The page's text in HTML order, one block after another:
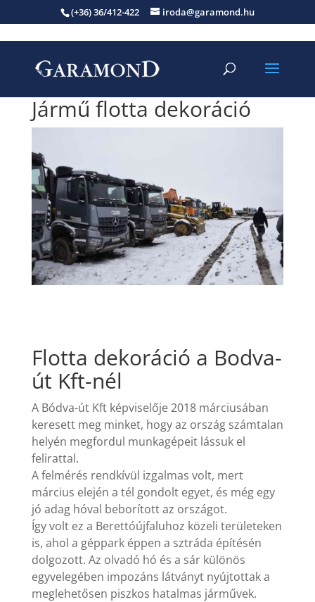
(+36) 36/412-422 iroda@garamond.hu
Jármű flotta dekoráció
Flotta dekoráció a Bodva-
út Kft-nél
A Bódva-út Kft képviselője 2018 márciusában
keresett meg minket, hogy az ország számtalan
helyén megfordul munkagépeit lássuk el
felirattal.
A felmérés rendkívül izgalmas volt, mert
március elején a tél gondolt egyet, és még egy
jó adag hóval beborított az országot.
Így volt ez a Berettóújfaluhoz közeli területeken
is, ahol a géppark éppen a sztráda építésén
dolgozott. Az olvadó hó és a sár különös
egyvelegében impozáns látványt nyújtottak a
meglehetősen piszkos hatalmas járművek.